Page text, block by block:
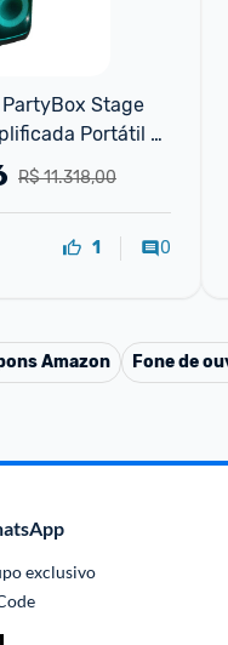
Stage
Portátil
R$ 11.318,00
1 0
Amazon Fone de
exclusivo